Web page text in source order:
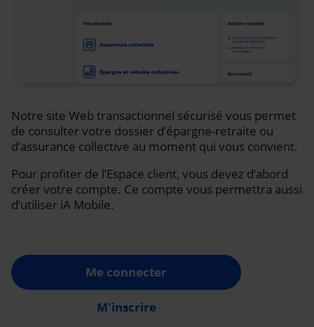
Notre site Web transactionnel sécurisé vous permet
de consulter votre dossier d’épargne-retraite ou
d’assurance collective au moment qui vous convient.
Pour profiter de l’Espace client, vous devez d’abord
créer votre compte. Ce compte vous permettra aussi
d’utiliser iA Mobile.
Me connecter
M'inscrire